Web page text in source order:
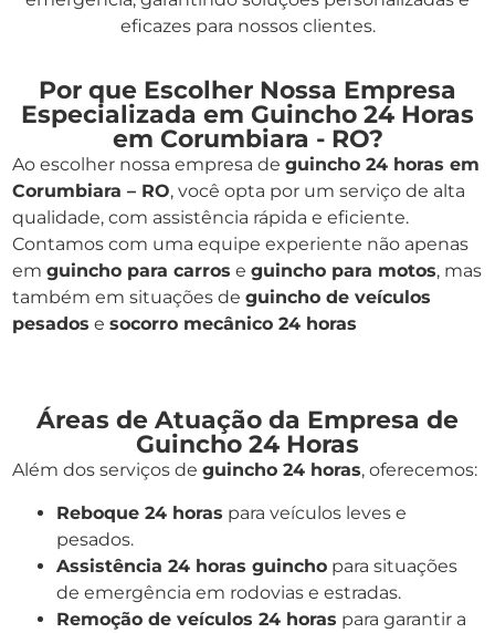
eficazes para nossos clientes.
Por que Escolher Nossa Empresa
Especializada em Guincho 24 Horas
em Corumbiara - RO?
Ao escolher nossa empresa de guincho 24 horas em
Corumbiara – RO, você opta por um serviço de alta
qualidade, com assistência rápida e eficiente.
Contamos com uma equipe experiente não apenas
em guincho para carros e guincho para motos, mas
também em situações de guincho de veículos
pesados e socorro mecânico 24 horas
Áreas de Atuação da Empresa de
Guincho 24 Horas
Além dos serviços de guincho 24 horas, oferecemos:
Reboque 24 horas para veículos leves e
pesados.
Assistência 24 horas guincho para situações
de emergência em rodovias e estradas.
Remoção de veículos 24 horas para garantir a